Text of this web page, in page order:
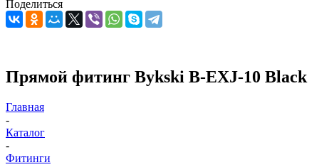
Поделиться
Прямой фитинг Bykski B-EXJ-10 Black
Главная
-
Каталог
-
Фитинги